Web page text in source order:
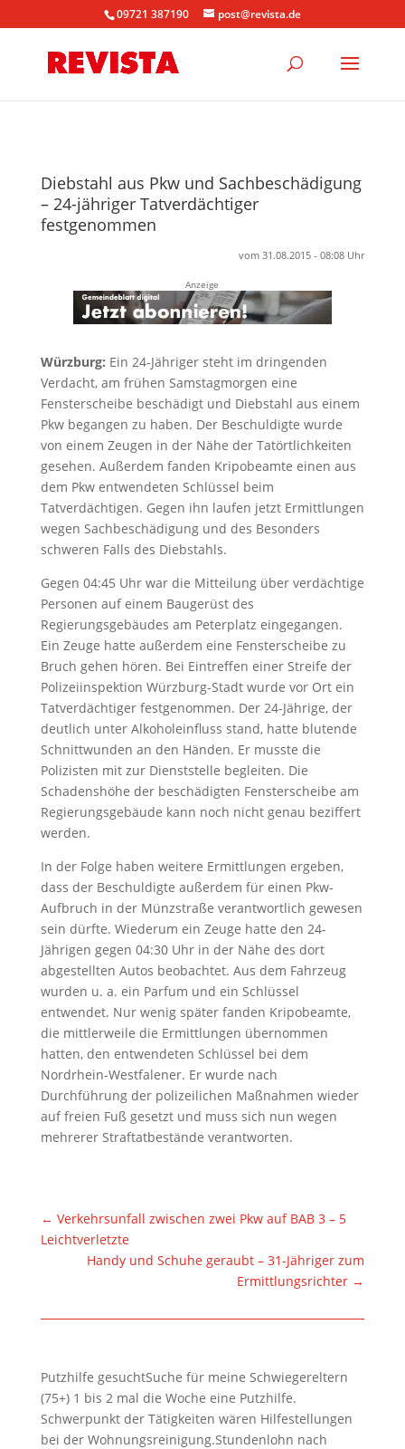
09721 387190 post@revista.de
Diebstahl aus Pkw und Sachbeschädigung
– 24-jähriger Tatverdächtiger
festgenommen
vom 31.08.2015 - 08:08 Uhr
Anzeige
Würzburg: Ein 24-Jähriger steht im dringenden
Verdacht, am frühen Samstagmorgen eine
Fensterscheibe beschädigt und Diebstahl aus einem
Pkw begangen zu haben. Der Beschuldigte wurde
von einem Zeugen in der Nähe der Tatörtlichkeiten
gesehen. Außerdem fanden Kripobeamte einen aus
dem Pkw entwendeten Schlüssel beim
Tatverdächtigen. Gegen ihn laufen jetzt Ermittlungen
wegen Sachbeschädigung und des Besonders
schweren Falls des Diebstahls.
Gegen 04:45 Uhr war die Mitteilung über verdächtige
Personen auf einem Baugerüst des
Regierungsgebäudes am Peterplatz eingegangen.
Ein Zeuge hatte außerdem eine Fensterscheibe zu
Bruch gehen hören. Bei Eintreffen einer Streife der
Polizeiinspektion Würzburg-Stadt wurde vor Ort ein
Tatverdächtiger festgenommen. Der 24-Jährige, der
deutlich unter Alkoholeinfluss stand, hatte blutende
Schnittwunden an den Händen. Er musste die
Polizisten mit zur Dienststelle begleiten. Die
Schadenshöhe der beschädigten Fensterscheibe am
Regierungsgebäude kann noch nicht genau beziffert
werden.
In der Folge haben weitere Ermittlungen ergeben,
dass der Beschuldigte außerdem für einen Pkw-
Aufbruch in der Münzstraße verantwortlich gewesen
sein dürfte. Wiederum ein Zeuge hatte den 24-
Jährigen gegen 04:30 Uhr in der Nähe des dort
abgestellten Autos beobachtet. Aus dem Fahrzeug
wurden u. a. ein Parfum und ein Schlüssel
entwendet. Nur wenig später fanden Kripobeamte,
die mittlerweile die Ermittlungen übernommen
hatten, den entwendeten Schlüssel bei dem
Nordrhein-Westfalener. Er wurde nach
Durchführung der polizeilichen Maßnahmen wieder
auf freien Fuß gesetzt und muss sich nun wegen
mehrerer Straftatbestände verantworten.
← Verkehrsunfall zwischen zwei Pkw auf BAB 3 – 5
Leichtverletzte
Handy und Schuhe geraubt – 31-Jähriger zum
Ermittlungsrichter →
Putzhilfe gesuchtSuche für meine Schwiegereltern
(75+) 1 bis 2 mal die Woche eine Putzhilfe.
Schwerpunkt der Tätigkeiten wären Hilfestellungen
bei der Wohnungsreinigung.Stundenlohn nach